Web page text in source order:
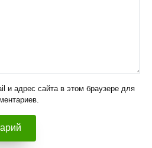
и адрес сайта в этом браузере для